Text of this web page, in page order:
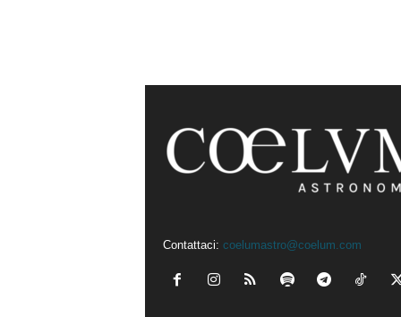
Contattaci: coelumastro@coelum.com